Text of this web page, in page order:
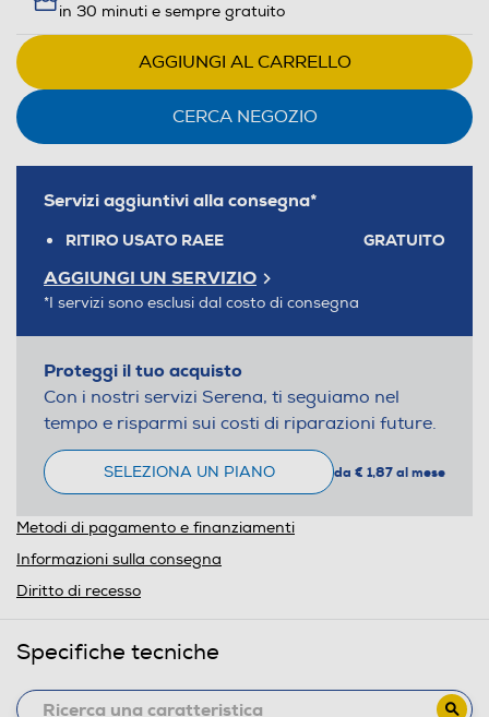
in 30 minuti e sempre gratuito
AGGIUNGI AL CARRELLO
CERCA NEGOZIO
Servizi aggiuntivi alla consegna*
RITIRO USATO RAEE GRATUITO
AGGIUNGI UN SERVIZIO
*I servizi sono esclusi dal costo di consegna
Proteggi il tuo acquisto
Con i nostri servizi Serena, ti seguiamo nel
tempo e risparmi sui costi di riparazioni future.
SELEZIONA UN PIANO da € 1,87 al mese
Metodi di pagamento e finanziamenti
Informazioni sulla consegna
Diritto di recesso
Specifiche tecniche